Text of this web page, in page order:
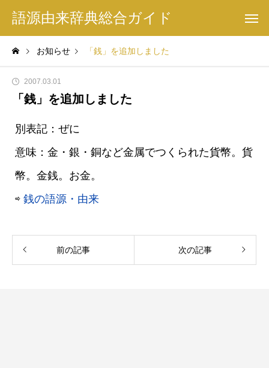
語源由来辞典総合ガイド
お知らせ 「銭」を追加しました
2007.03.01
「銭」を追加しました
別表記：ぜに
意味：金・銀・銅など金属でつくられた貨幣。貨
幣。金銭。お金。
⇨ 銭の語源・由来
前の記事 次の記事